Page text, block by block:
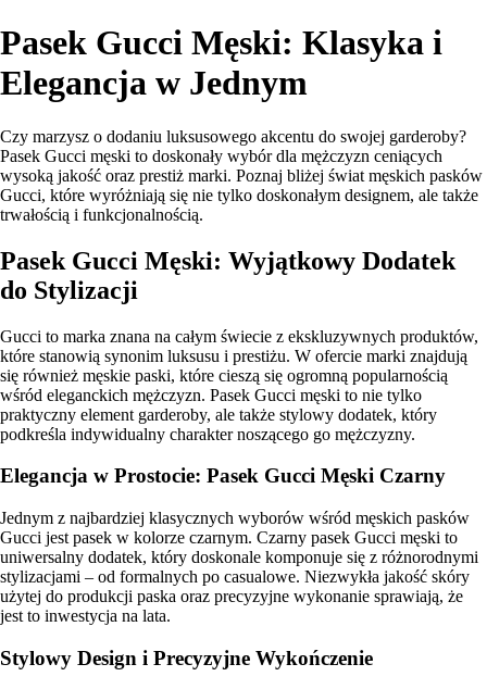
Pasek Gucci Męski: Klasyka i
Elegancja w Jednym
Czy marzysz o dodaniu luksusowego akcentu do swojej garderoby?
Pasek Gucci męski to doskonały wybór dla mężczyzn ceniących
wysoką jakość oraz prestiż marki. Poznaj bliżej świat męskich pasków
Gucci, które wyróżniają się nie tylko doskonałym designem, ale także
trwałością i funkcjonalnością.
Pasek Gucci Męski: Wyjątkowy Dodatek
do Stylizacji
Gucci to marka znana na całym świecie z ekskluzywnych produktów,
które stanowią synonim luksusu i prestiżu. W ofercie marki znajdują
się również męskie paski, które cieszą się ogromną popularnością
wśród eleganckich mężczyzn. Pasek Gucci męski to nie tylko
praktyczny element garderoby, ale także stylowy dodatek, który
podkreśla indywidualny charakter noszącego go mężczyzny.
Elegancja w Prostocie: Pasek Gucci Męski Czarny
Jednym z najbardziej klasycznych wyborów wśród męskich pasków
Gucci jest pasek w kolorze czarnym. Czarny pasek Gucci męski to
uniwersalny dodatek, który doskonale komponuje się z różnorodnymi
stylizacjami – od formalnych po casualowe. Niezwykła jakość skóry
użytej do produkcji paska oraz precyzyjne wykonanie sprawiają, że
jest to inwestycja na lata.
Stylowy Design i Precyzyjne Wykończenie